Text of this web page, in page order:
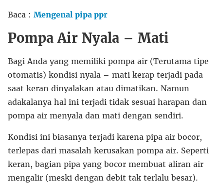
Baca : Mengenal pipa ppr
Pompa Air Nyala – Mati
Bagi Anda yang memiliki pompa air (Terutama tipe
otomatis) kondisi nyala – mati kerap terjadi pada
saat keran dinyalakan atau dimatikan. Namun
adakalanya hal ini terjadi tidak sesuai harapan dan
pompa air menyala dan mati dengan sendiri.
Kondisi ini biasanya terjadi karena pipa air bocor,
terlepas dari masalah kerusakan pompa air. Seperti
keran, bagian pipa yang bocor membuat aliran air
mengalir (meski dengan debit tak terlalu besar).